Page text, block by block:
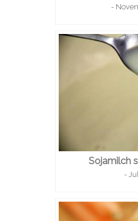
-
Sojamilch
-